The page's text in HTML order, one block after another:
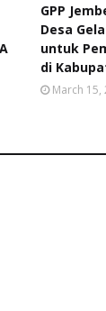
GPP
Desa
untuk
di
March 15,